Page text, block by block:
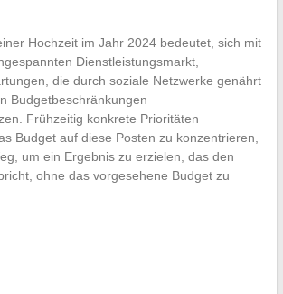
Hochzeit im Jahr 2024 bedeutet, sich mit
Dienstleistungsmarkt,
die durch soziale Netzwerke genährt
Budgetbeschränkungen
Frühzeitig konkrete Prioritäten
Budget auf diese Posten zu konzentrieren,
um ein Ergebnis zu erzielen, das den
ohne das vorgesehene Budget zu